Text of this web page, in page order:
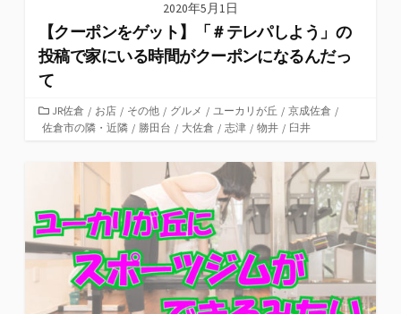
2020年5月1日
【クーポンをゲット】「＃テレパしよう」の
投稿で家にいる時間がクーポンになるんだっ
て
カ
テ
JR佐倉 / お店 / その他 / グルメ / ユーカリが丘 / 京成佐倉 /
佐倉市の隣・近隣 / 勝田台 / 大佐倉 / 志津 / 物井 / 臼井